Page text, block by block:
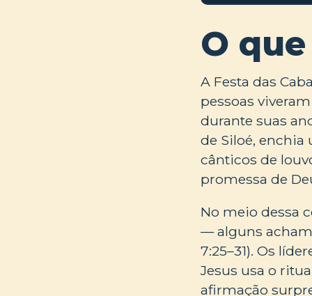
O
A Festa das
pessoas
durante suas
de Siloé, enchia
cânticos de
promessa de
No meio dessa
— alguns acham
7:25–31). Os
Jesus usa o
afirmação